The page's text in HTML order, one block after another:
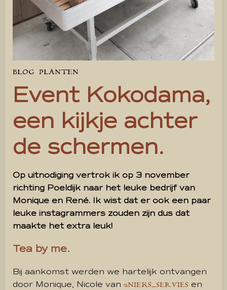
BLOG PLANTEN
Event Kokodama,
een kijkje achter
de schermen.
Op uitnodiging vertrok ik op 3 november
richting Poeldijk naar het leuke bedrijf van
Monique en René. Ik wist dat er ook een paar
leuke instagrammers zouden zijn dus dat
maakte het extra leuk!
Tea by me.
Bij aankomst werden we hartelijk ontvangen
door Monique, Nicole van @NIEKS_SERVIES en